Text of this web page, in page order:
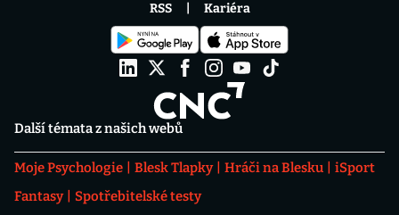
Další témata z našich webů
Moje Psychologie Blesk Tlapky Hráči na Blesku
iSport
Fantasy
Spotřebitelské testy
RSS Kariéra